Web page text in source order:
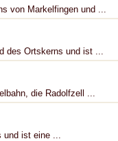
von Markelfingen und ...
des Ortskerns und ist ...
die Radolfzell ...
und ist eine ...